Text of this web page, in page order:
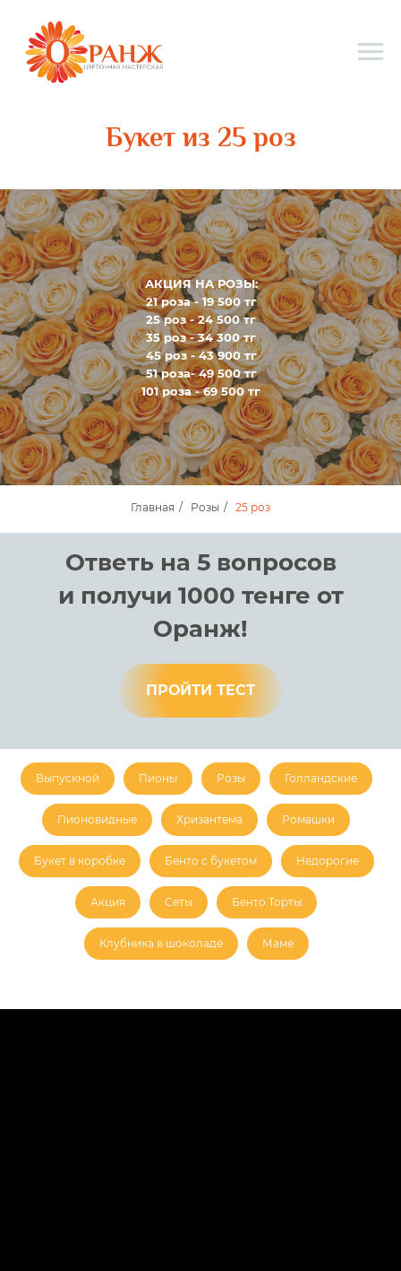
Букет из 25 роз
АКЦИЯ НА РОЗЫ:
21 роза - 19 500 тг
25 роз - 24 500 тг
35 роз - 34 300 тг
45 роз - 43 900 тг
51 роза- 49 500 тг
101 роза - 69 500 тг
Главная / Розы / 25 роз
Ответь на 5 вопросов
и получи 1000 тенге от
Оранж!
ПРОЙТИ ТЕСТ
Выпускной Пионы Розы Голландские
Пионовидные Хризантема Ромашки
Букет в коробке Бенто с букетом Недорогие
Акция Сеты Бенто Торты
Клубника в шоколаде Маме